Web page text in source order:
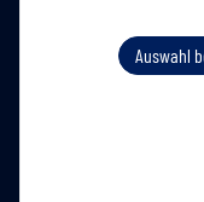
Auswahl